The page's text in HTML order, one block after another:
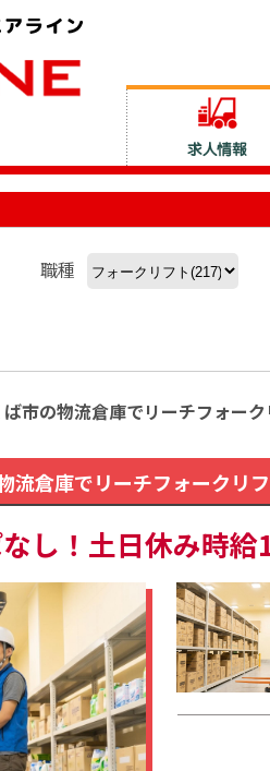
職種
市の物流倉庫でリーチフォー
流倉庫でリーチフォークリ
し！土日休み時給